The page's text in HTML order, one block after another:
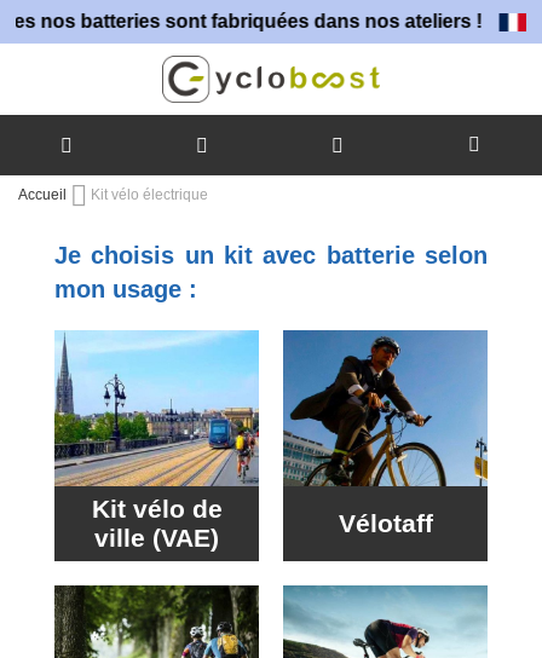
sont fabriquées dans nos ateliers !
Allez
Accueil Kit vélo électrique
Je choisis un kit avec batterie selon
mon usage :
Kit vélo de
ville (VAE)
Vélotaff